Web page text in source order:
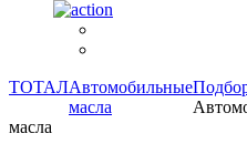
ТОТАЛАвтомобильные
масла
масла